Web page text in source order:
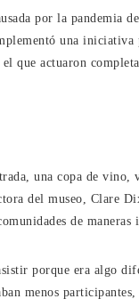
por la pandemia
una iniciativa
que actuaron
una copa de vino,
del museo, Clare
de maneras
porque era algo
menos